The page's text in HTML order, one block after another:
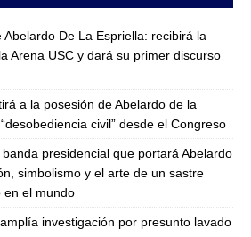
De La Espriella: recibirá la
Arena USC y dará su primer discurso
a la posesión de Abelardo de la
civil” desde el Congreso
presidencial que portará Abelardo
simbolismo y el arte de un sastre
en el mundo
investigación por presunto lavado